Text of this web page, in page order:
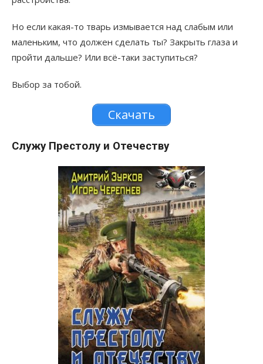
Но если какая-то тварь измывается над слабым или
маленьким, что должен сделать ты? Закрыть глаза и
пройти дальше? Или всё-таки заступиться?
Выбор за тобой.
Скачать
Служу Престолу и Отечеству